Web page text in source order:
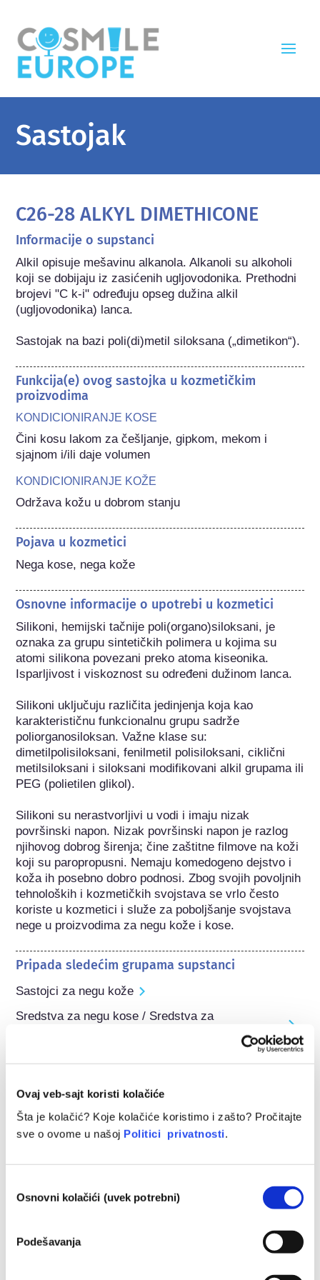
Ovaj veb-sajt koristi kolačiće
Šta je kolačić? Koje kolačiće koristimo i zašto? Pročitajte
sve o ovome u našoj Politici privatnosti.
сагласности
Osnovni kolačići (uvek potrebni)
Podešavanja
Sastojak
C26-28 ALKYL DIMETHICONE
Informacije o supstanci
Alkil opisuje mešavinu alkanola. Alkanoli su alkoholi
koji se dobijaju iz zasićenih ugljovodonika. Prethodni
brojevi "C k-i" određuju opseg dužina alkil
(ugljovodonika) lanca.
Sastojak na bazi poli(di)metil siloksana („dimetikon“).
Funkcija(e) ovog sastojka u kozmetičkim
proizvodima
KONDICIONIRANJE KOSE
Čini kosu lakom za češljanje, gipkom, mekom i
sjajnom i/ili daje volumen
KONDICIONIRANJE KOŽE
Održava kožu u dobrom stanju
Pojava u kozmetici
Nega kose, nega kože
Osnovne informacije o upotrebi u kozmetici
Silikoni, hemijski tačnije poli(organo)siloksani, je
oznaka za grupu sintetičkih polimera u kojima su
atomi silikona povezani preko atoma kiseonika.
Isparljivost i viskoznost su određeni dužinom lanca.
Silikoni uključuju različita jedinjenja koja kao
karakterističnu funkcionalnu grupu sadrže
poliorganosiloksan. Važne klase su:
dimetilpolisiloksani, fenilmetil polisiloksani, ciklični
metilsiloksani i siloksani modifikovani alkil grupama ili
PEG (polietilen glikol).
Silikoni su nerastvorljivi u vodi i imaju nizak
površinski napon. Nizak površinski napon je razlog
njihovog dobrog širenja; čine zaštitne filmove na koži
koji su paropropusni. Nemaju komedogeno dejstvo i
koža ih posebno dobro podnosi. Zbog svojih povoljnih
tehnoloških i kozmetičkih svojstava se vrlo često
koriste u kozmetici i služe za poboljšanje svojstava
nege u proizvodima za negu kože i kose.
Pripada sledećim grupama supstanci
Sastojci za negu kože
Sredstva za negu kose / Sredstva za
Regulisanje kozmetike
da se van EU na kozmetičke sastojke mogu primeniti
različiti propisi.
Razumevanje vaše